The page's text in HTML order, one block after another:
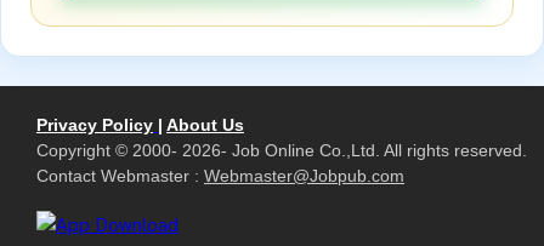
Privacy Policy | About Us
Copyright © 2000- 2026- Job Online Co.,Ltd. All rights reserved.
Contact Webmaster : Webmaster@Jobpub.com